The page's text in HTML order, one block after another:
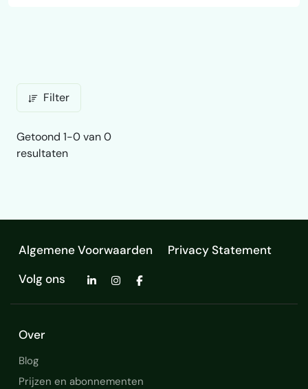
Filter
Getoond 1-0 van 0
resultaten
Algemene Voorwaarden
Privacy Statement
Volg ons
Over
Blog
Prijzen en abonnementen